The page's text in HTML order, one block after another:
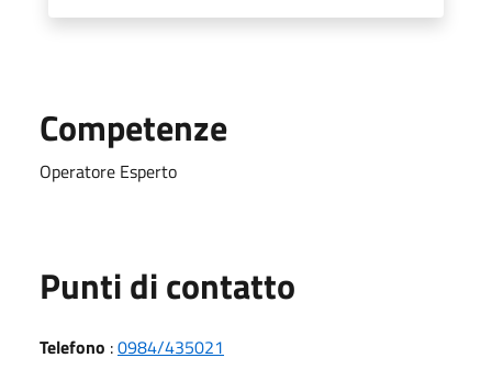
Competenze
Operatore Esperto
Punti di contatto
Telefono :0984/435021